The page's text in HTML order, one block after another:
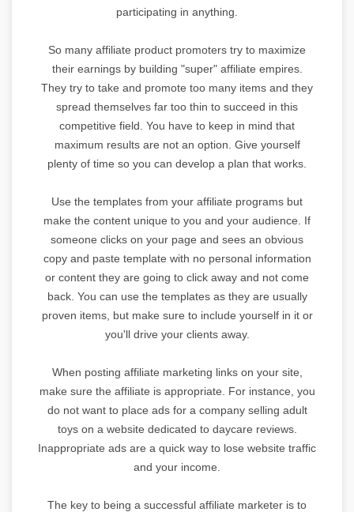
participating in anything.
So many affiliate product promoters try to maximize
their earnings by building "super" affiliate empires.
They try to take and promote too many items and they
spread themselves far too thin to succeed in this
competitive field. You have to keep in mind that
maximum results are not an option. Give yourself
plenty of time so you can develop a plan that works.
Use the templates from your affiliate programs but
make the content unique to you and your audience. If
someone clicks on your page and sees an obvious
copy and paste template with no personal information
or content they are going to click away and not come
back. You can use the templates as they are usually
proven items, but make sure to include yourself in it or
you'll drive your clients away.
When posting affiliate marketing links on your site,
make sure the affiliate is appropriate. For instance, you
do not want to place ads for a company selling adult
toys on a website dedicated to daycare reviews.
Inappropriate ads are a quick way to lose website traffic
and your income.
The key to being a successful affiliate marketer is to